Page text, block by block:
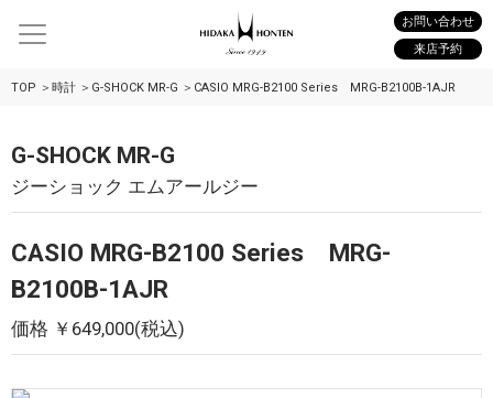
お問い合わせ
来店予約
TOP 時計 G-SHOCK MR-G CASIO MRG-B2100 Series MRG-B2100B-1AJR
G-SHOCK MR-G
ジーショック エムアールジー
CASIO MRG-B2100 Series MRG-
B2100B-1AJR
価格 ￥649,000(税込)